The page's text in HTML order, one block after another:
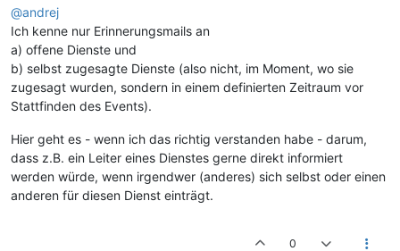
@andrej
Ich kenne nur Erinnerungsmails an
a) offene Dienste und
b) selbst zugesagte Dienste (also nicht, im Moment, wo sie
zugesagt wurden, sondern in einem definierten Zeitraum vor
Stattfinden des Events).
Hier geht es - wenn ich das richtig verstanden habe - darum,
dass z.B. ein Leiter eines Dienstes gerne direkt informiert
werden würde, wenn irgendwer (anderes) sich selbst oder einen
anderen für diesen Dienst einträgt.
0